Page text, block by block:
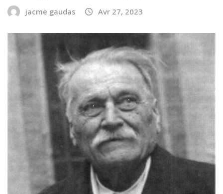
jacme gaudas Avr 27, 2023